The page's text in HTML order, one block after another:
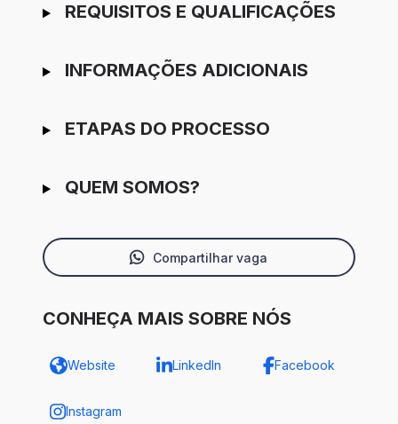
REQUISITOS E QUALIFICAÇÕES
INFORMAÇÕES ADICIONAIS
ETAPAS DO PROCESSO
QUEM SOMOS?
Compartilhar vaga
CONHEÇA MAIS SOBRE NÓS
Website LinkedIn Facebook
Instagram